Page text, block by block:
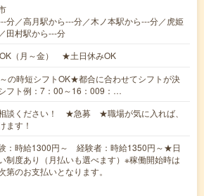
分／高月駅から---分／木ノ本駅から---分／虎姫
田村駅から---分
（月～金） ★土日休みOK
の時短シフトOK★都合に合わせてシフトが決
フト例：7：00～16：009：…
談ください！ ★急募 ★職場が気に入れば、
ます！
：時給1300円～ 経験者：時給1350円～★日
制度あり（月払いも選べます）※稼働開始時は
第のお支払いとなります。